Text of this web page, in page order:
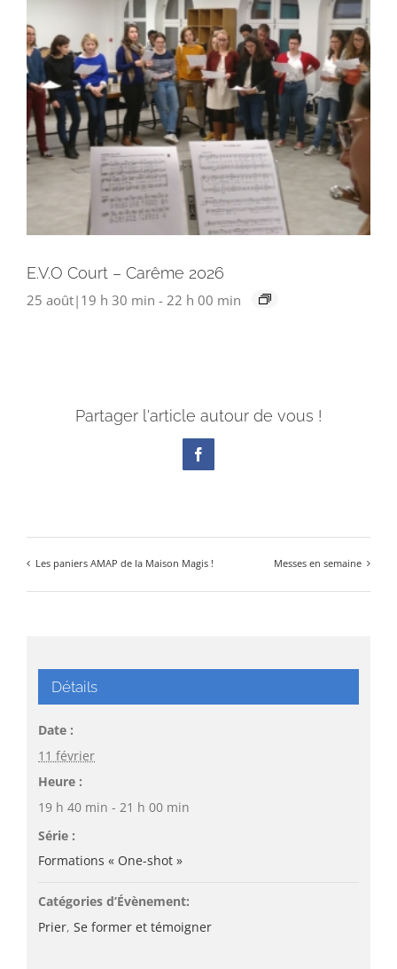
E.V.O Court – Carême 2026
25 août|19 h 30 min - 22 h 00 min
Partager l'article autour de vous !
Facebook
Les paniers AMAP de la Maison Magis ! Messes en semaine
Détails
Date :
11 février
Heure :
19 h 40 min - 21 h 00 min
Série :
Formations « One-shot »
Catégories d’Évènement:
Prier,Se former et témoigner